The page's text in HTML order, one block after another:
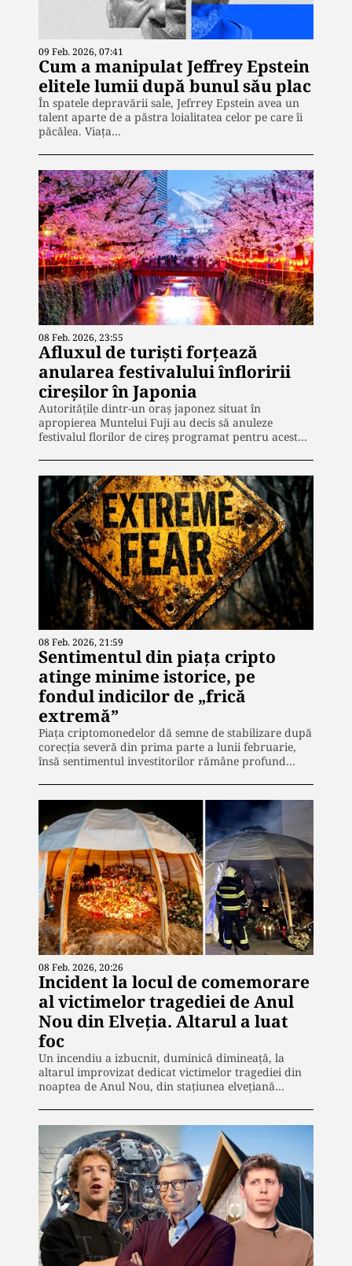
09 Feb. 2026, 07:41
Cum a manipulat Jeffrey Epstein
elitele lumii după bunul său plac
În spatele depravării sale, Jefrrey Epstein avea un
talent aparte de a păstra loialitatea celor pe care îi
păcălea. Viața…
08 Feb. 2026, 23:55
Afluxul de turiști forțează
anularea festivalului înfloririi
cireșilor în Japonia
Autoritățile dintr-un oraș japonez situat în
apropierea Muntelui Fuji au decis să anuleze
festivalul florilor de cireș programat pentru acest…
08 Feb. 2026, 21:59
Sentimentul din piața cripto
atinge minime istorice, pe
fondul indicilor de „frică
extremă”
Piața criptomonedelor dă semne de stabilizare după
corecția severă din prima parte a lunii februarie,
însă sentimentul investitorilor rămâne profund…
08 Feb. 2026, 20:26
Incident la locul de comemorare
al victimelor tragediei de Anul
Nou din Elveția. Altarul a luat
foc
Un incendiu a izbucnit, duminică dimineață, la
altarul improvizat dedicat victimelor tragediei din
noaptea de Anul Nou, din stațiunea elvețiană…